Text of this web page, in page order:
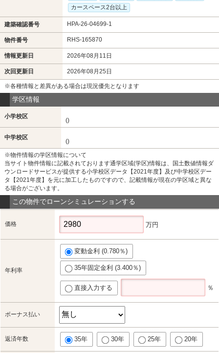
カースペース2台以上
建築確認番号 HPA-26-04699-1
物件番号 RHS-165870
情報更新日 2026年08月11日
次回更新日 2026年08月25日
※各種情報と差異がある場合は現況優先となります
学区情報
小学校区
()
中学校区
()
※物件情報の学区情報について
当サイト物件情報に記載されております通学区域(学区)情報は、国土数値情報ダ
ウンロードサービスが提供する小学校区データ【2021年度】及び中学校区デー
タ【2021年度】を元に加工したものですので、記載情報が現在の学区域と異な
る場合がございます。
この物件でローンシミュレーションする
価格 万円
年利率
変動金利 (0.780％)
35年固定金利 (3.400％)
直接入力する ％
ボーナス払い
返済年数 35年 30年 25年 20年